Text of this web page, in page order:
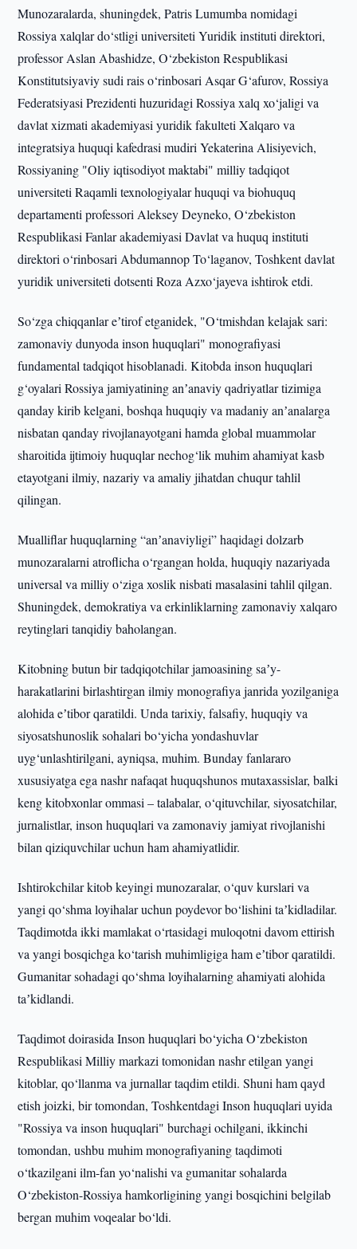
Munozaralarda, shuningdek, Patris Lumumba nomidagi
Rossiya xalqlar do‘stligi universiteti Yuridik instituti direktori,
professor Aslan Abashidze, O‘zbekiston Respublikasi
Konstitutsiyaviy sudi rais o‘rinbosari Asqar G‘afurov, Rossiya
Federatsiyasi Prezidenti huzuridagi Rossiya xalq xo‘jaligi va
davlat xizmati akademiyasi yuridik fakulteti Xalqaro va
integratsiya huquqi kafedrasi mudiri Yekaterina Alisiyevich,
Rossiyaning "Oliy iqtisodiyot maktabi" milliy tadqiqot
universiteti Raqamli texnologiyalar huquqi va biohuquq
departamenti professori Aleksey Deyneko, O‘zbekiston
Respublikasi Fanlar akademiyasi Davlat va huquq instituti
direktori o‘rinbosari Abdumannop To‘laganov, Toshkent davlat
yuridik universiteti dotsenti Roza Azxo‘jayeva ishtirok etdi.
So‘zga chiqqanlar eʼtirof etganidek, "O‘tmishdan kelajak sari:
zamonaviy dunyoda inson huquqlari" monografiyasi
fundamental tadqiqot hisoblanadi. Kitobda inson huquqlari
g‘oyalari Rossiya jamiyatining anʼanaviy qadriyatlar tizimiga
qanday kirib kelgani, boshqa huquqiy va madaniy anʼanalarga
nisbatan qanday rivojlanayotgani hamda global muammolar
sharoitida ijtimoiy huquqlar nechog‘lik muhim ahamiyat kasb
etayotgani ilmiy, nazariy va amaliy jihatdan chuqur tahlil
qilingan.
Mualliflar huquqlarning “anʼanaviyligi” haqidagi dolzarb
munozaralarni atroflicha o‘rgangan holda, huquqiy nazariyada
universal va milliy o‘ziga xoslik nisbati masalasini tahlil qilgan.
Shuningdek, demokratiya va erkinliklarning zamonaviy xalqaro
reytinglari tanqidiy baholangan.
Kitobning butun bir tadqiqotchilar jamoasining saʼy-
harakatlarini birlashtirgan ilmiy monografiya janrida yozilganiga
alohida eʼtibor qaratildi. Unda tarixiy, falsafiy, huquqiy va
siyosatshunoslik sohalari bo‘yicha yondashuvlar
uyg‘unlashtirilgani, ayniqsa, muhim. Bunday fanlararo
xususiyatga ega nashr nafaqat huquqshunos mutaxassislar, balki
keng kitobxonlar ommasi – talabalar, o‘qituvchilar, siyosatchilar,
jurnalistlar, inson huquqlari va zamonaviy jamiyat rivojlanishi
bilan qiziquvchilar uchun ham ahamiyatlidir.
Ishtirokchilar kitob keyingi munozaralar, o‘quv kurslari va
yangi qo‘shma loyihalar uchun poydevor bo‘lishini taʼkidladilar.
Taqdimotda ikki mamlakat o‘rtasidagi muloqotni davom ettirish
va yangi bosqichga ko‘tarish muhimligiga ham eʼtibor qaratildi.
Gumanitar sohadagi qo‘shma loyihalarning ahamiyati alohida
taʼkidlandi.
Taqdimot doirasida Inson huquqlari bo‘yicha O‘zbekiston
Respublikasi Milliy markazi tomonidan nashr etilgan yangi
kitoblar, qo‘llanma va jurnallar taqdim etildi. Shuni ham qayd
etish joizki, bir tomondan, Toshkentdagi Inson huquqlari uyida
"Rossiya va inson huquqlari" burchagi ochilgani, ikkinchi
tomondan, ushbu muhim monografiyaning taqdimoti
o‘tkazilgani ilm-fan yo‘nalishi va gumanitar sohalarda
O‘zbekiston-Rossiya hamkorligining yangi bosqichini belgilab
bergan muhim voqealar bo‘ldi.